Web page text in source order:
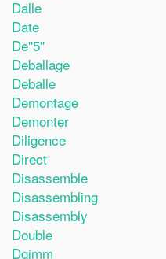
Dalle
Date
De''5''
Deballage
Deballe
Demontage
Demonter
Diligence
Direct
Disassemble
Disassembling
Disassembly
Double
Dqjmm